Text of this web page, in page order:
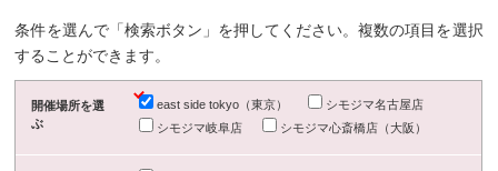
条件を選んで「検索ボタン」を押してください。複数の項目を選択
することができます。
開催場所を選
ぶ
east side tokyo（東京）
シモジマ名古屋店
シモジマ岐阜店
シモジマ心斎橋店（大阪）